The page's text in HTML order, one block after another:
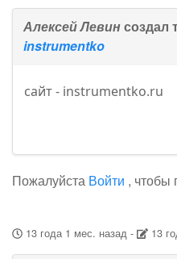
Алексей Левинсоздал
instrumentko
сайт - instrumentko.ru
Пожалуйста Войти , чтобы
13 года 1 мес. назад- 13